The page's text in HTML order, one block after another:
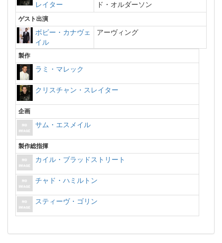
レイター
ド・オルダーソン
ゲスト出演
ボビー・カナヴェ
イル
アーヴィング
製作
ラミ・マレック
クリスチャン・スレイター
企画
サム・エスメイル
製作総指揮
カイル・ブラッドストリート
チャド・ハミルトン
スティーヴ・ゴリン